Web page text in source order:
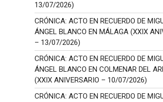
13/07/2026)
CRÓNICA: ACTO EN RECUERDO DE
ÁNGEL BLANCO EN MÁLAGA (XXIX
– 13/07/2026)
CRÓNICA: ACTO EN RECUERDO DE
ÁNGEL BLANCO EN COLMENAR DEL
(XXIX ANIVERSARIO – 10/07/2026)
CRÓNICA: ACTO EN RECUERDO DE